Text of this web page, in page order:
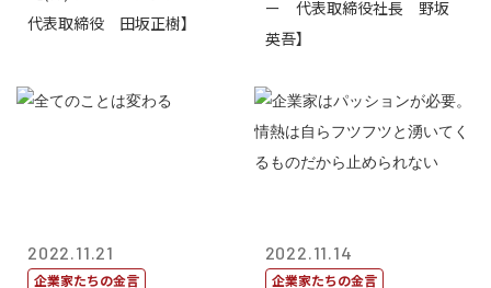
代表取締役 田坂正樹】
ー 代表取締役社長 野坂
英吾】
2022.11.21
企業家たちの金言
2022.11.14
企業家たちの金言